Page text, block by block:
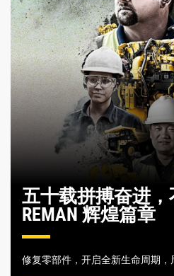
五十载拼搏奋进，
REMAN 辉煌篇章
修复零部件，开启全新生命周期，